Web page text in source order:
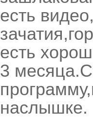
есть
есть
3
наслышке.